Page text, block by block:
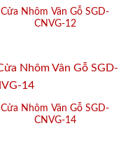
Cửa Nhôm Vân Gỗ SGD-
CNVG-12
Cửa Nhôm Vân Gỗ SGD-
CNVG-14